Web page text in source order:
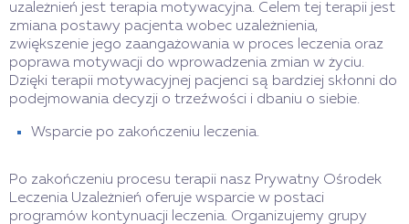
uzależnień jest terapia motywacyjna. Celem tej terapii jest
zmiana postawy pacjenta wobec uzależnienia,
zwiększenie jego zaangażowania w proces leczenia oraz
poprawa motywacji do wprowadzenia zmian w życiu.
Dzięki terapii motywacyjnej pacjenci są bardziej skłonni do
podejmowania decyzji o trzeźwości i dbaniu o siebie.
Wsparcie po zakończeniu leczenia.
Po zakończeniu procesu terapii nasz Prywatny Ośrodek
Leczenia Uzależnień oferuje wsparcie w postaci
programów kontynuacji leczenia. Organizujemy grupy